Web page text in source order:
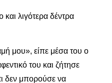
λιγότερα δέντρα
μου», είπε μέσα του ο
του και ζήτησε
δεν μπορούσε να